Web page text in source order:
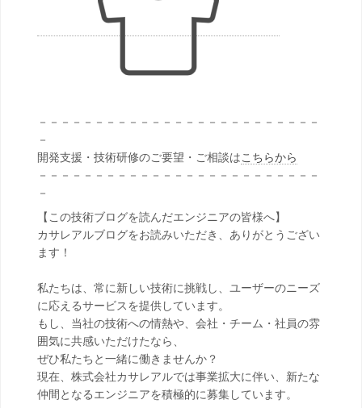
－－－－－－－－－－－－－－－－－－－－－－－－－
－
開発支援・技術研修のご要望・ご相談はこちらから
－－－－－－－－－－－－－－－－－－－－－－－－－
－
【この技術ブログを読んだエンジニアの皆様へ】
カサレアルブログをお読みいただき、ありがとうござい
ます！
私たちは、常に新しい技術に挑戦し、ユーザーのニーズ
に応えるサービスを提供しています。
もし、当社の技術への情熱や、会社・チーム・社員の雰
囲気に共感いただけたなら、
ぜひ私たちと一緒に働きませんか？
現在、株式会社カサレアルでは事業拡大に伴い、新たな
仲間となるエンジニアを積極的に募集しています。